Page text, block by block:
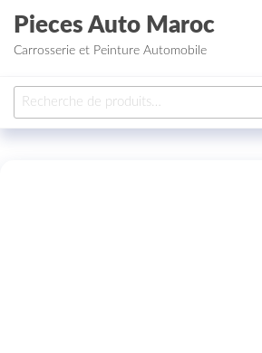
Aller au contenu
Pieces Auto Maroc
Carrosserie et Peinture Automobile
Recherche pour :